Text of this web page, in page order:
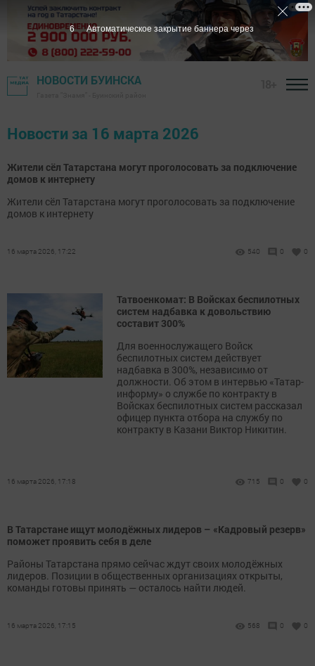
НОВОСТИ БУИНСКА
Новости за 16 марта 2026
Жители сёл Татарстана могут проголосовать за подключение
домов к интернету
Жители сёл Татарстана могут проголосовать за подключение
домов к интернету
16 марта 2026, 17:22 540 0 0
Татвоенкомат: В Войсках беспилотных
систем надбавка к довольствию
составит 300%
Для военнослужащего Войск
беспилотных систем действует
надбавка в 300%, независимо от
должности. Об этом в интервью «Татар-
информу» о службе по контракту в
Войсках беспилотных систем рассказал
офицер пункта отбора на службу по
контракту в Казани Виктор Никитин.
16 марта 2026, 17:18 715 0 0
В Татарстане ищут молодёжных лидеров – «Кадровый резерв»
поможет проявить себя в деле
Районы Татарстана прямо сейчас ждут своих молодёжных
лидеров. Позиции в общественных организациях открыты,
команды готовы принять — осталось найти людей.
16 марта 2026, 17:15 568 0 0
5 Автоматическое закрытие баннера через